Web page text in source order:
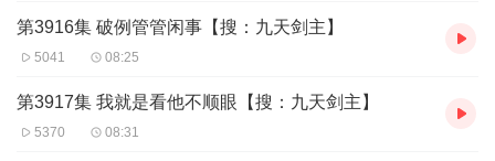
第3916集 破例管管闲事【搜：九天剑主】
5041 08:25
第3917集 我就是看他不顺眼【搜：九天剑主】
5370 08:31